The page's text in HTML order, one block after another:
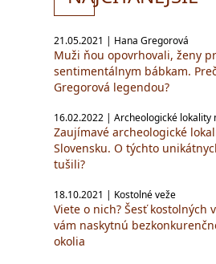
21.05.2021 | Hana Gregorová
Muži ňou opovrhovali, ženy
sentimentálnym bábkam.
Gregorová legendou?
16.02.2022 | Archeologické lokality
Zaujímavé archeologické
Slovensku. O týchto
tušili?
18.10.2021 | Kostolné veže
Viete o nich? Šesť kostolných
vám naskytnú
okolia